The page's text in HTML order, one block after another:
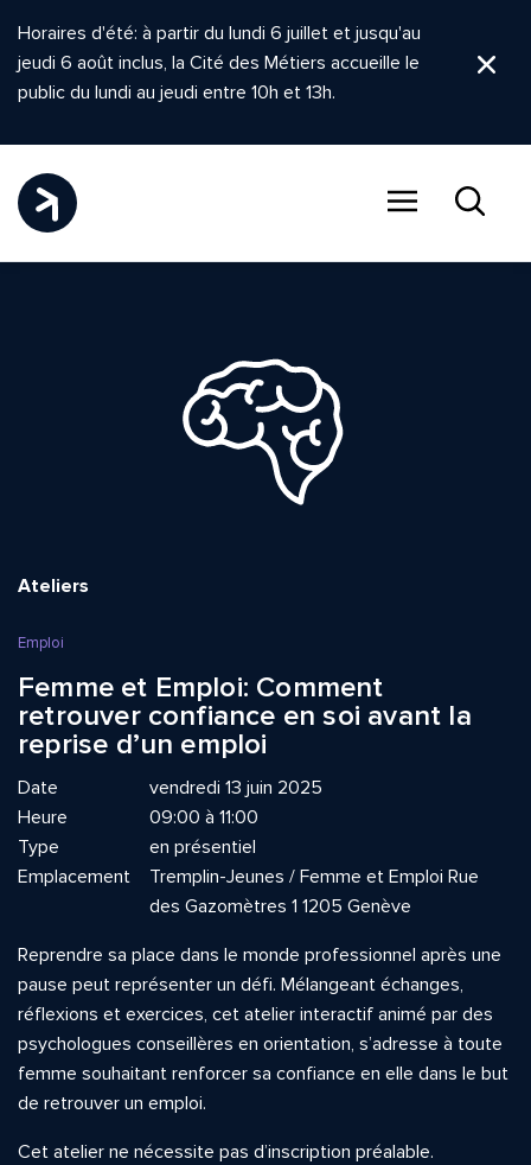
Horaires d'été: à partir du lundi 6 juillet et jusqu'au
jeudi 6 août inclus, la Cité des Métiers accueille le
public du lundi au jeudi entre 10h et 13h.
Ateliers
Emploi
Femme et Emploi: Comment
retrouver confiance en soi avant la
reprise d’un emploi
Date
vendredi 13 juin 2025
Heure
09:00 à 11:00
Type
en présentiel
Emplacement
Tremplin-Jeunes / Femme et Emploi Rue
des Gazomètres 1 1205 Genève
Reprendre sa place dans le monde professionnel après une
pause peut représenter un défi. Mélangeant échanges,
réflexions et exercices, cet atelier interactif animé par des
psychologues conseillères en orientation, s’adresse à toute
femme souhaitant renforcer sa confiance en elle dans le but
de retrouver un emploi.
Cet atelier ne nécessite pas d’inscription préalable.